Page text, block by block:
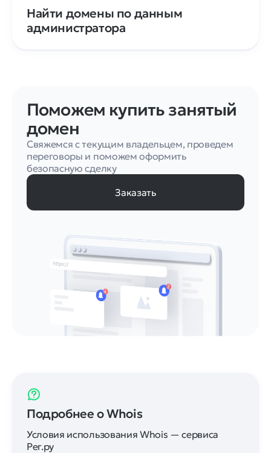
Найти домены по данным
администратора
Поможем купить занятый
домен
Свяжемся с текущим владельцем, проведем
переговоры и поможем оформить
безопасную сделку
Заказать
Подробнее о Whois
Условия использования Whois — сервиса
Рег.ру